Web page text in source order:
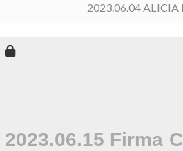
2023.06.04 ALICIA